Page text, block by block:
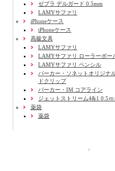
ゼブラ デルガード 0.5mm
LAMYサファリ
iPhoneケース
iPhoneケース
高級文具
LAMYサファリ
LAMYサファリ ローラーボー
LAMYサファリ ペンシル
パーカー・ソネットオリジナ
ドクリップ
パーカー・IM コアライン
ジェットストリーム4&1 0.5ｍ
薬袋
薬袋